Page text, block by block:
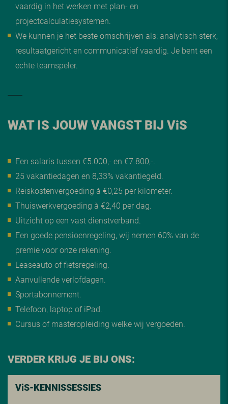
vaardig in het werken met plan- en
projectcalculatiesystemen.
We kunnen je het beste omschrijven als: analytisch sterk,
resultaatgericht en communicatief vaardig. Je bent een
echte teamspeler.
WAT IS JOUW VANGST BIJ ViS
Een salaris tussen €5.000,- en €7.800,-.
25 vakantiedagen en 8,33% vakantiegeld.
Reiskostenvergoeding à €0,25 per kilometer.
Thuiswerkvergoeding à €2,40 per dag.
Uitzicht op een vast dienstverband.
Een goede pensioenregeling, wij nemen 60% van de
premie voor onze rekening.
Leaseauto of fietsregeling.
Aanvullende verlofdagen.
Sportabonnement.
Telefoon, laptop of iPad.
Cursus of masteropleiding welke wij vergoeden.
VERDER KRIJG JE BIJ ONS:
ViS-KENNISSESSIES